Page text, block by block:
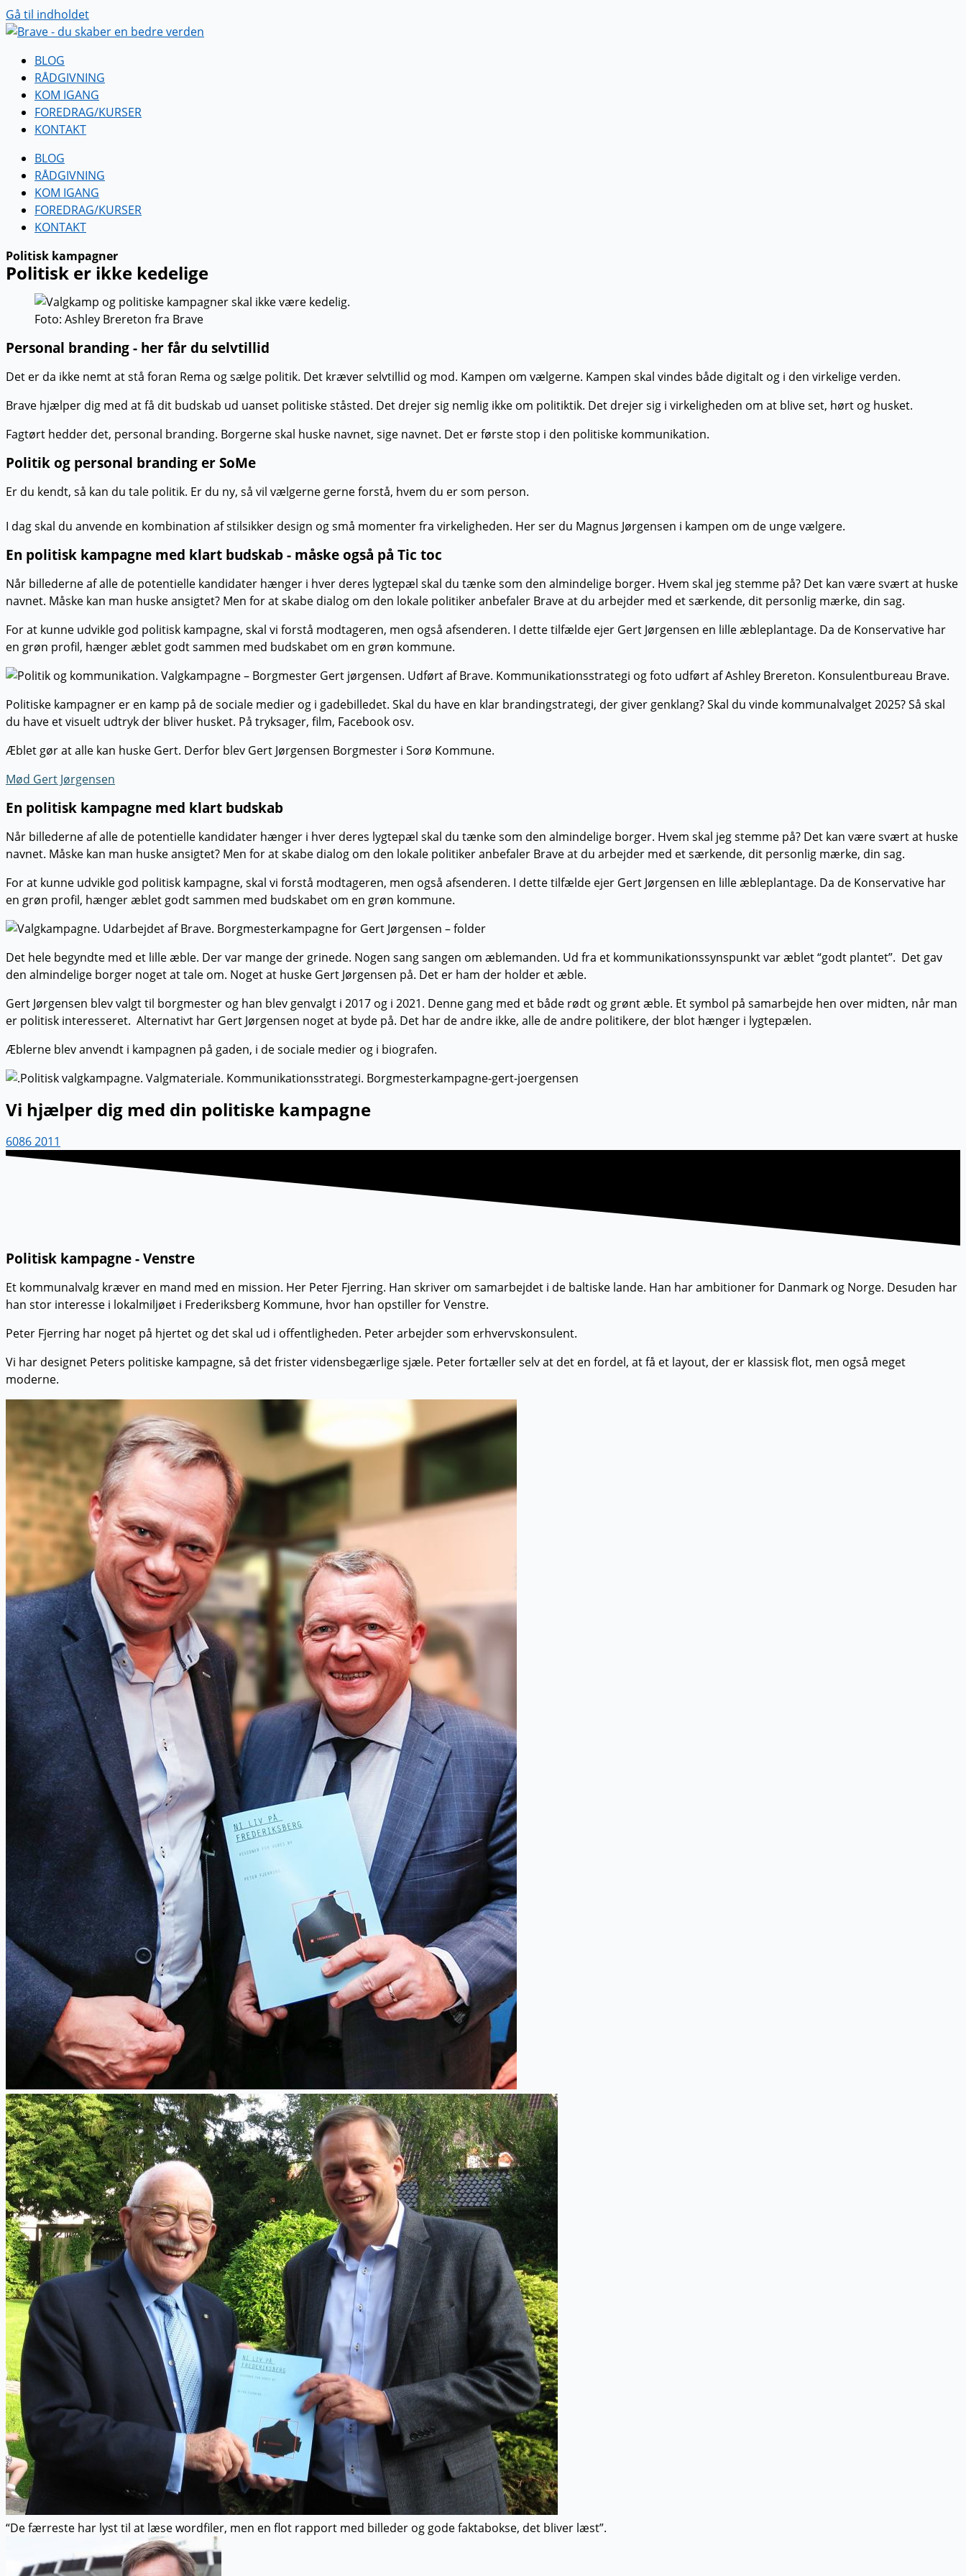
Gå til indholdet
BLOG
RÅDGIVNING
KOM IGANG
FOREDRAG/KURSER
KONTAKT
BLOG
RÅDGIVNING
KOM IGANG
FOREDRAG/KURSER
KONTAKT
Politisk kampagner
Politisk er ikke kedelige
Foto: Ashley Brereton fra Brave
Personal branding - her får du selvtillid
Det er da ikke nemt at stå foran Rema og sælge politik. Det kræver selvtillid og mod. Kampen om vælgerne. Kampen skal vindes både digitalt og i den virkelige verden.
Brave hjælper dig med at få dit budskab ud uanset politiske ståsted. Det drejer sig nemlig ikke om politiktik. Det drejer sig i virkeligheden om at blive set, hørt og husket.
Fagtørt hedder det, personal branding. Borgerne skal huske navnet, sige navnet. Det er første stop i den politiske kommunikation.
Politik og personal branding er SoMe
Er du kendt, så kan du tale politik. Er du ny, så vil vælgerne gerne forstå, hvem du er som person.
I dag skal du anvende en kombination af stilsikker design og små momenter fra virkeligheden. Her ser du Magnus Jørgensen i kampen om de unge vælgere.
En politisk kampagne med klart budskab - måske også på Tic toc
Når billederne af alle de potentielle kandidater hænger i hver deres lygtepæl skal du tænke som den almindelige borger. Hvem skal jeg stemme på? Det kan være svært at huske
navnet. Måske kan man huske ansigtet? Men for at skabe dialog om den lokale politiker anbefaler Brave at du arbejder med et særkende, dit personlig mærke, din sag.
For at kunne udvikle god politisk kampagne, skal vi forstå modtageren, men også afsenderen. I dette tilfælde ejer Gert Jørgensen en lille æbleplantage. Da de Konservative har
en grøn profil, hænger æblet godt sammen med budskabet om en grøn kommune.
Politiske kampagner er en kamp på de sociale medier og i gadebilledet. Skal du have en klar brandingstrategi, der giver genklang? Skal du vinde kommunalvalget 2025? Så skal
du have et visuelt udtryk der bliver husket. På tryksager, film, Facebook osv.
Æblet gør at alle kan huske Gert. Derfor blev Gert Jørgensen Borgmester i Sorø Kommune.
Mød Gert Jørgensen
En politisk kampagne med klart budskab
Når billederne af alle de potentielle kandidater hænger i hver deres lygtepæl skal du tænke som den almindelige borger. Hvem skal jeg stemme på? Det kan være svært at huske
navnet. Måske kan man huske ansigtet? Men for at skabe dialog om den lokale politiker anbefaler Brave at du arbejder med et særkende, dit personlig mærke, din sag.
For at kunne udvikle god politisk kampagne, skal vi forstå modtageren, men også afsenderen. I dette tilfælde ejer Gert Jørgensen en lille æbleplantage. Da de Konservative har
en grøn profil, hænger æblet godt sammen med budskabet om en grøn kommune.
Det hele begyndte med et lille æble. Der var mange der grinede. Nogen sang sangen om æblemanden. Ud fra et kommunikationssynspunkt var æblet “godt plantet”. Det gav
den almindelige borger noget at tale om. Noget at huske Gert Jørgensen på. Det er ham der holder et æble.
Gert Jørgensen blev valgt til borgmester og han blev genvalgt i 2017 og i 2021. Denne gang med et både rødt og grønt æble. Et symbol på samarbejde hen over midten, når man
er politisk interesseret. Alternativt har Gert Jørgensen noget at byde på. Det har de andre ikke, alle de andre politikere, der blot hænger i lygtepælen.
Æblerne blev anvendt i kampagnen på gaden, i de sociale medier og i biografen.
Vi hjælper dig med din politiske kampagne
6086 2011
Politisk kampagne - Venstre
Et kommunalvalg kræver en mand med en mission. Her Peter Fjerring. Han skriver om samarbejdet i de baltiske lande. Han har ambitioner for Danmark og Norge. Desuden har
han stor interesse i lokalmiljøet i Frederiksberg Kommune, hvor han opstiller for Venstre.
Peter Fjerring har noget på hjertet og det skal ud i offentligheden. Peter arbejder som erhvervskonsulent.
Vi har designet Peters politiske kampagne, så det frister vidensbegærlige sjæle. Peter fortæller selv at det en fordel, at få et layout, der er klassisk flot, men også meget
moderne.
“De færreste har lyst til at læse wordfiler, men en flot rapport med billeder og gode faktabokse, det bliver læst”.